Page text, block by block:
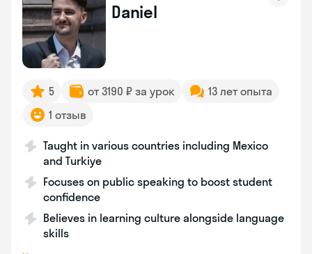
Daniel
5 от 3190 ₽ за урок
13 лет опыта
1 отзыв
Taught in various countries including Mexico
and Turkiye
Focuses on public speaking to boost student
confidence
Believes in learning culture alongside language
skills